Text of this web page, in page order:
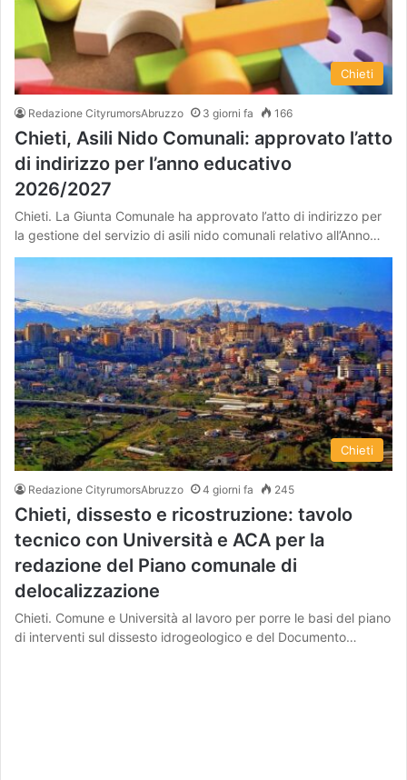
Chieti
Redazione CityrumorsAbruzzo 3 giorni fa 166
Chieti, Asili Nido Comunali: approvato l’atto
di indirizzo per l’anno educativo
2026/2027
Chieti. La Giunta Comunale ha approvato l’atto di indirizzo per
la gestione del servizio di asili nido comunali relativo all’Anno…
Chieti
Redazione CityrumorsAbruzzo 4 giorni fa 245
Chieti, dissesto e ricostruzione: tavolo
tecnico con Università e ACA per la
redazione del Piano comunale di
delocalizzazione
Chieti. Comune e Università al lavoro per porre le basi del piano
di interventi sul dissesto idrogeologico e del Documento…